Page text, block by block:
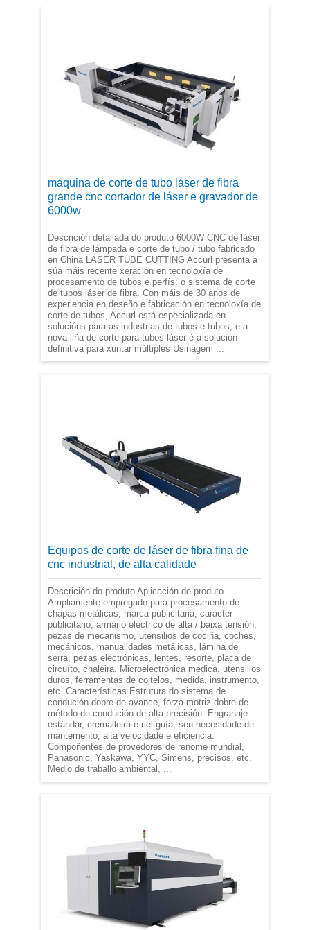
máquina de corte de tubo láser de fibra
grande cnc cortador de láser e gravador de
6000w
Descrición detallada do produto 6000W CNC de láser
de fibra de lámpada e corte de tubo / tubo fabricado
en China LASER TUBE CUTTING Accurl presenta a
súa máis recente xeración en tecnoloxía de
procesamento de tubos e perfís: o sistema de corte
de tubos láser de fibra. Con máis de 30 anos de
experiencia en deseño e fabricación en tecnoloxía de
corte de tubos, Accurl está especializada en
solucións para as industrias de tubos e tubos, e a
nova liña de corte para tubos láser é a solución
definitiva para xuntar múltiples Usinagem ...
Equipos de corte de láser de fibra fina de
cnc industrial, de alta calidade
Descrición do produto Aplicación de produto
Ampliamente empregado para procesamento de
chapas metálicas, marca publicitaria, carácter
publicitario, armario eléctrico de alta / baixa tensión,
pezas de mecanismo, utensilios de cociña, coches,
mecánicos, manualidades metálicas, lámina de
serra, pezas electrónicas, lentes, resorte, placa de
circuíto, chaleira. Microelectrónica médica, utensilios
duros, ferramentas de coitelos, medida, instrumento,
etc. Características Estrutura do sistema de
condución dobre de avance, forza motriz dobre de
método de condución de alta precisión. Engranaje
estándar, cremalleira e riel guía, sen necesidade de
mantemento, alta velocidade e eficiencia.
Compoñentes de provedores de renome mundial,
Panasonic, Yaskawa, YYC, Simens, precisos, etc.
Medio de traballo ambiental, ...